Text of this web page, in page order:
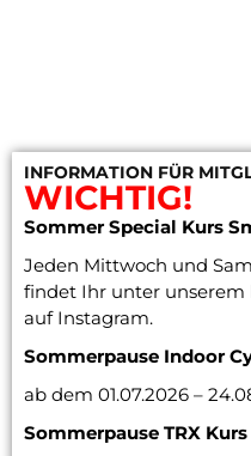
INFORMATION FÜR
WICHTIG!
Sommer Special Kurs
Jeden Mittwoch und
findet Ihr unter unserem
auf Instagram.
Sommerpause Indoor
ab dem 01.07.2026 –
Sommerpause TRX Kurs